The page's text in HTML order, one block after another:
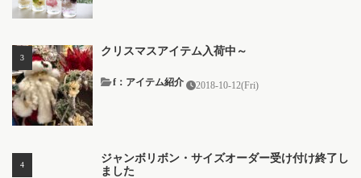
クリスマスアイテム入荷中～
2018-10-12(Fri)
f：アイテム紹介
ジャンボリボン・サイズオーダー受け付け終了し
ました